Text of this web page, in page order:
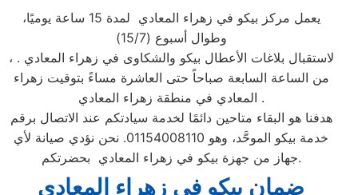
يعمل مركز بيكو في زهراء المعادي لمدة 15 ساعة يوميًا،
وطوال أسبوع (15/7)
، لاستقبال بلاغات الأعطال بيكو والشكاوى في زهراء المعادي .
من الساعة السابعة صباحاً حتى العاشرة مساءً بتوقيت زهراء
المعادي في منطقة زهراء المعادي .
هدفنا هو البقاء متاحين دائمًا لخدمة سيادتكم عند الاتصال برقم
خدمة بيكو الموحَّد، وهو 01154008110. نحن نؤدي صيانة لأي
جهاز من جهزة بيكو في زهراء المعادي بحضرتكم.
ضمان بيكو في زهراء المعادي